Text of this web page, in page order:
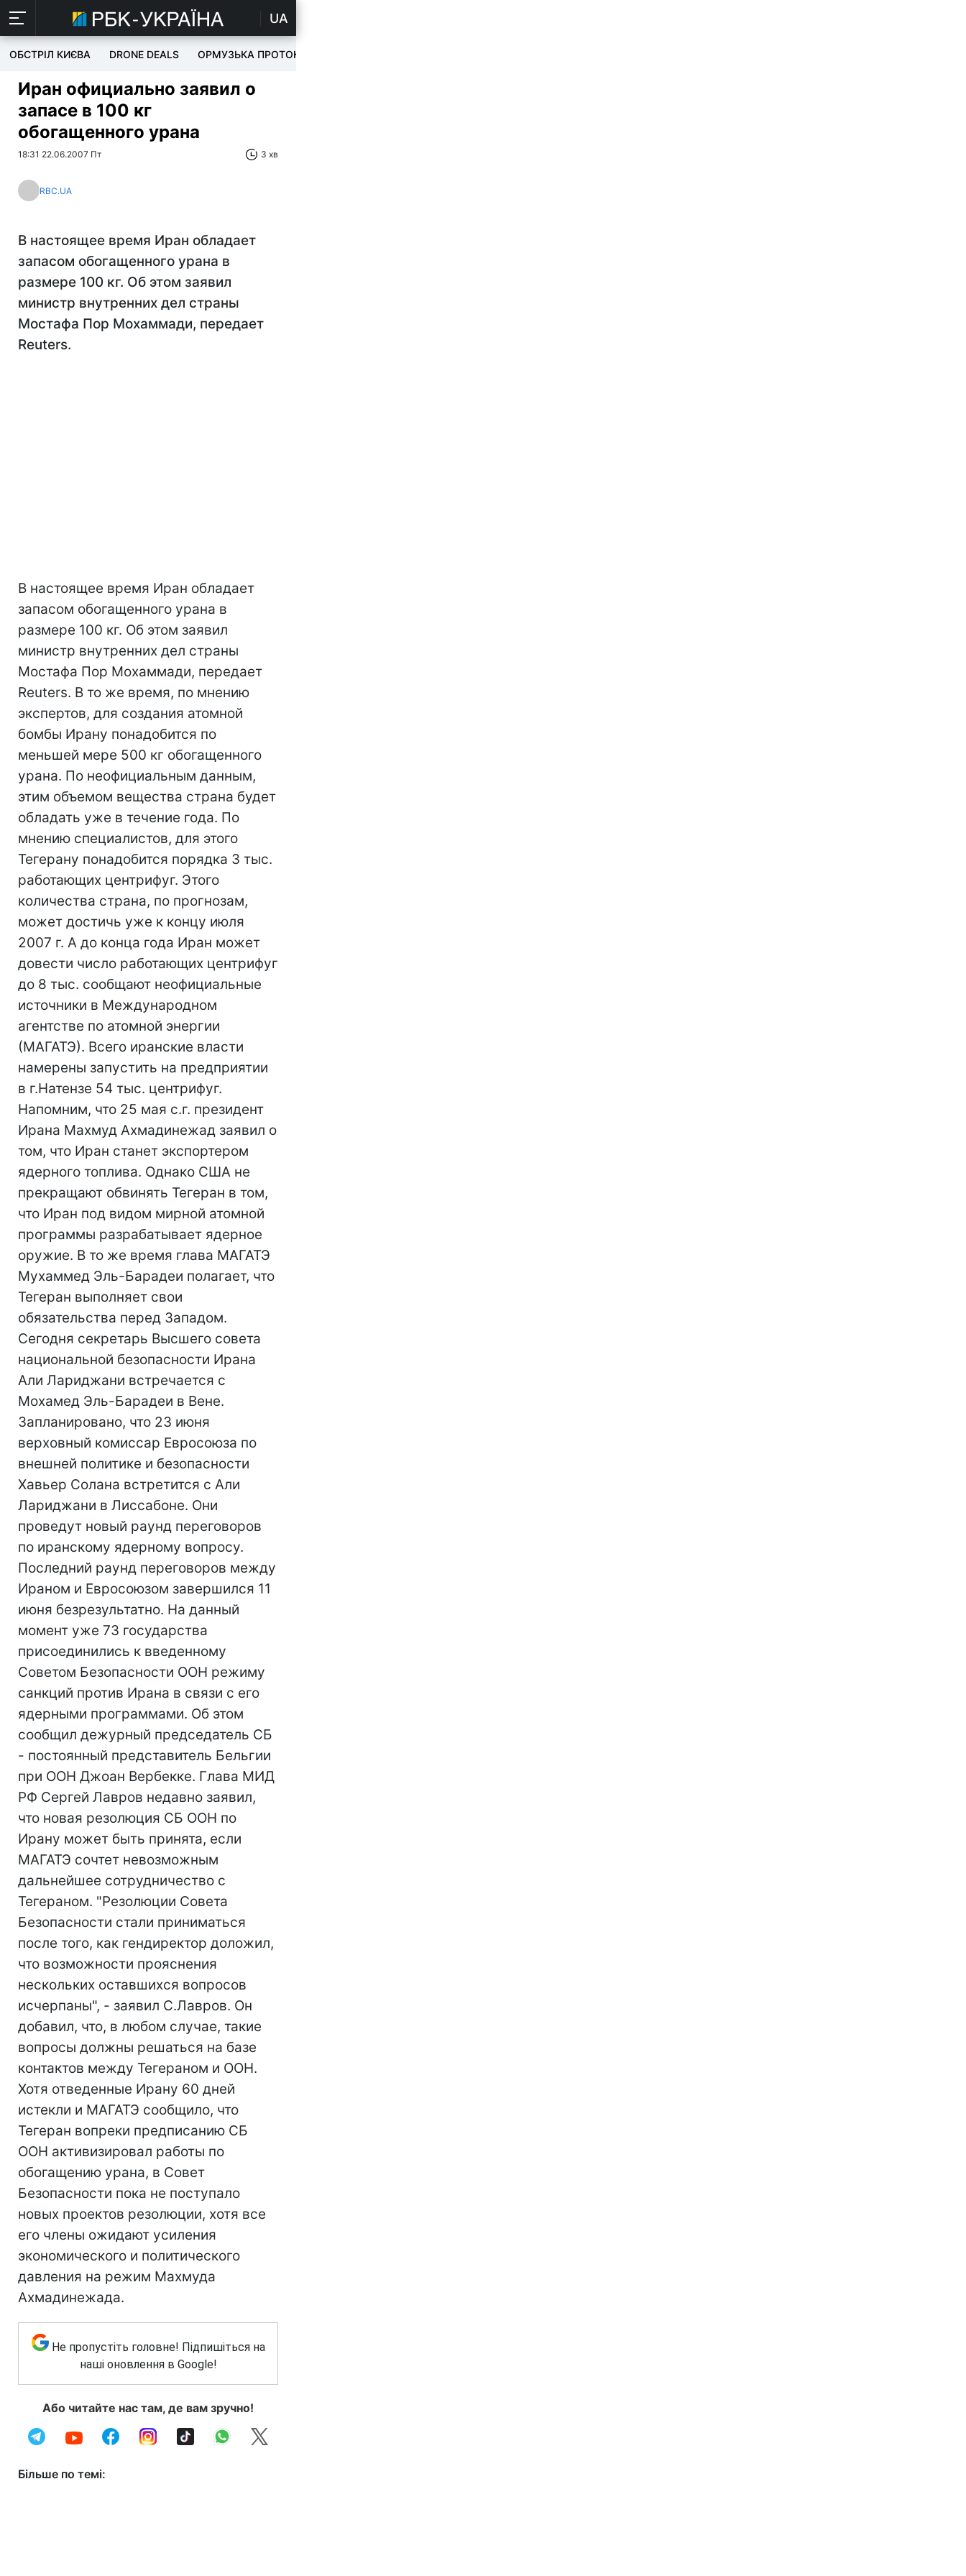
UA
ОБСТРІЛ КИЄВА DRONE DEALS ОРМУЗЬКА ПРОТОКА
Иран официально заявил о
запасе в 100 кг
обогащенного урана
18:31 22.06.2007 Пт 3 хв
RBC.UA
В настоящее время Иран обладает
запасом обогащенного урана в
размере 100 кг. Об этом заявил
министр внутренних дел страны
Мостафа Пор Мохаммади, передает
Reuters.
В настоящее время Иран обладает
запасом обогащенного урана в
размере 100 кг. Об этом заявил
министр внутренних дел страны
Мостафа Пор Мохаммади, передает
Reuters. В то же время, по мнению
экспертов, для создания атомной
бомбы Ирану понадобится по
меньшей мере 500 кг обогащенного
урана. По неофициальным данным,
этим объемом вещества страна будет
обладать уже в течение года. По
мнению специалистов, для этого
Тегерану понадобится порядка 3 тыс.
работающих центрифуг. Этого
количества страна, по прогнозам,
может достичь уже к концу июля
2007 г. А до конца года Иран может
довести число работающих центрифуг
до 8 тыс. сообщают неофициальные
источники в Международном
агентстве по атомной энергии
(МАГАТЭ). Всего иранские власти
намерены запустить на предприятии
в г.Натензе 54 тыс. центрифуг.
Напомним, что 25 мая с.г. президент
Ирана Махмуд Ахмадинежад заявил о
том, что Иран станет экспортером
ядерного топлива. Однако США не
прекращают обвинять Тегеран в том,
что Иран под видом мирной атомной
программы разрабатывает ядерное
оружие. В то же время глава МАГАТЭ
Мухаммед Эль-Барадеи полагает, что
Тегеран выполняет свои
обязательства перед Западом.
Сегодня секретарь Высшего совета
национальной безопасности Ирана
Али Лариджани встречается с
Мохамед Эль-Барадеи в Вене.
Запланировано, что 23 июня
верховный комиссар Евросоюза по
внешней политике и безопасности
Хавьер Солана встретится с Али
Лариджани в Лиссабоне. Они
проведут новый раунд переговоров
по иранскому ядерному вопросу.
Последний раунд переговоров между
Ираном и Евросоюзом завершился 11
июня безрезультатно. На данный
момент уже 73 государства
присоединились к введенному
Советом Безопасности ООН режиму
санкций против Ирана в связи с его
ядерными программами. Об этом
сообщил дежурный председатель СБ
- постоянный представитель Бельгии
при ООН Джоан Вербекке. Глава МИД
РФ Сергей Лавров недавно заявил,
что новая резолюция СБ ООН по
Ирану может быть принята, если
МАГАТЭ сочтет невозможным
дальнейшее сотрудничество с
Тегераном. "Резолюции Совета
Безопасности стали приниматься
после того, как гендиректор доложил,
что возможности прояснения
нескольких оставшихся вопросов
исчерпаны", - заявил С.Лавров. Он
добавил, что, в любом случае, такие
вопросы должны решаться на базе
контактов между Тегераном и ООН.
Хотя отведенные Ирану 60 дней
истекли и МАГАТЭ сообщило, что
Тегеран вопреки предписанию СБ
ООН активизировал работы по
обогащению урана, в Совет
Безопасности пока не поступало
новых проектов резолюции, хотя все
его члены ожидают усиления
экономического и политического
давления на режим Махмуда
Ахмадинежада.
Не пропустіть головне! Підпишіться на
наші оновлення в Google!
Або читайте нас там, де вам зручно!
Більше по темі: